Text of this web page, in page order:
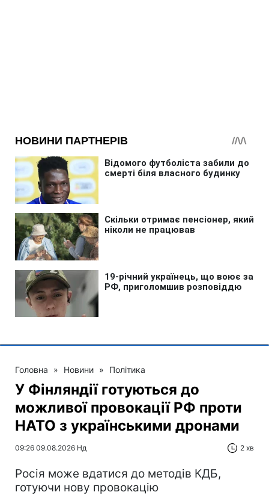
Головна » Новини » Політика
У Фінляндії готуються до
можливої провокації РФ проти
НАТО з українськими дронами
09:26 09.08.2026 Нд 2 хв
Росія може вдатися до методів КДБ,
готуючи нову провокацію